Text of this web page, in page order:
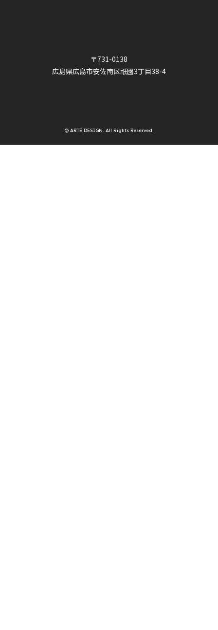
〒731-0138
広島県広島市安佐南区祇園3丁目38-4
© ARTE DESIGN. All Rights Reserved.